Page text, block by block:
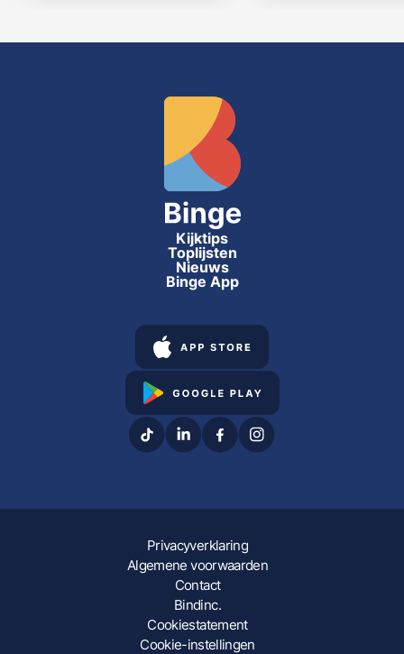
Kijktips
Toplijsten
Nieuws
Binge App
Privacyverklaring
Algemene voorwaarden
Contact
Bindinc.
Cookiestatement
Cookie-instellingen